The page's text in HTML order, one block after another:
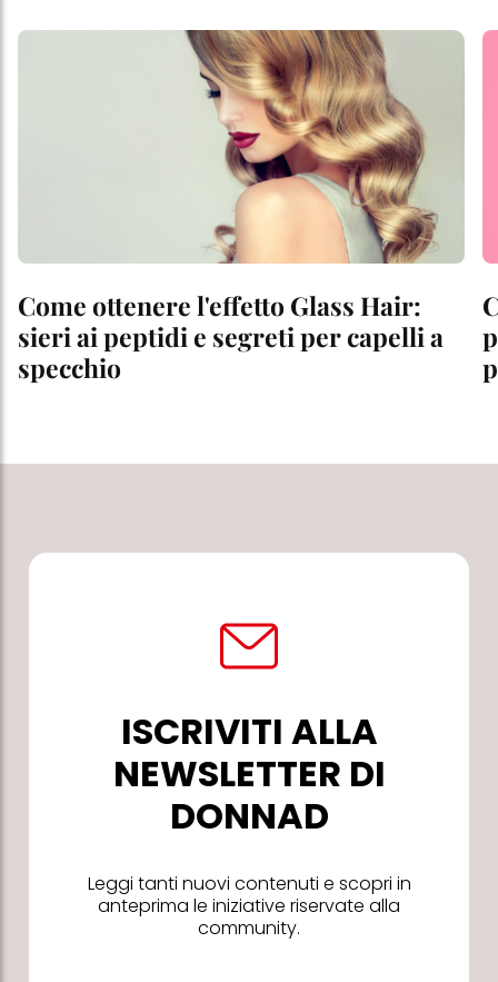
Come ottenere l'effetto Glass Hair:
sieri ai peptidi e segreti per capelli a
specchio
ISCRIVITI ALLA
NEWSLETTER DI
DONNAD
Leggi tanti nuovi contenuti e scopri in
anteprima le iniziative riservate alla
community.